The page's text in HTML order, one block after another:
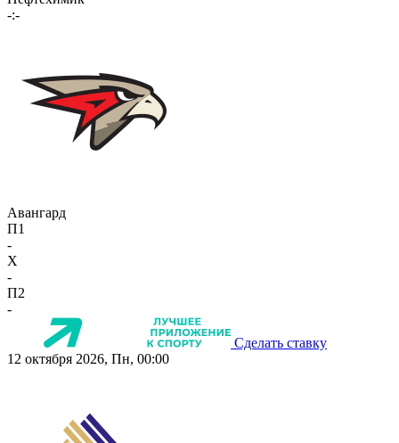
-:-
Авангард
П1
-
X
-
П2
-
Сделать ставку
12 октября 2026, Пн, 00:00